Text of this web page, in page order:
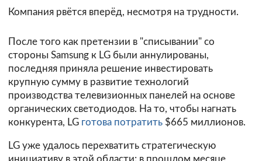
Компания рвётся вперёд, несмотря на трудности.
После того как претензии в "списывании" со
стороны Samsung к LG были аннулированы,
последняя приняла решение инвестировать
крупную сумму в развитие технологий
производства телевизионных панелей на основе
органических светодиодов. На то, чтобы нагнать
конкурента, LG готова потратить $665 миллионов.
LG уже удалось перехватить стратегическую